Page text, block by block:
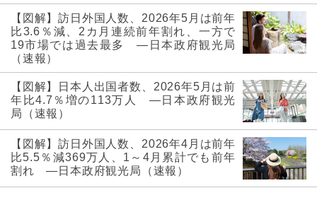
【図解】訪日外国人数、2026年5月は前年
比3.6％減、2カ月連続前年割れ、一方で
19市場では過去最多 ―日本政府観光局
（速報）
【図解】日本人出国者数、2026年5月は前
年比4.7％増の113万人 ―日本政府観光
局（速報）
【図解】訪日外国人数、2026年4月は前年
比5.5％減369万人、1～4月累計でも前年
割れ ―日本政府観光局（速報）